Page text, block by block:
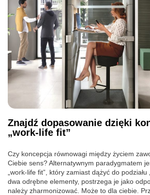
Znajdź dopasowanie dzięki
„work-life fit”
Czy koncepcja równowagi między życiem
Ciebie sens? Alternatywnym paradygmatem
„work-life fit”, który zamiast dążyć do podziału
dwa odrębne elementy, postrzega je jako
należy zharmonizować. Może to dla ciebie.